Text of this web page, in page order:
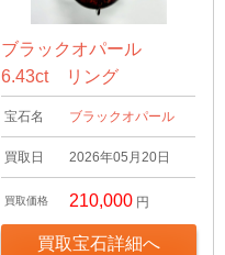
ブラックオパール
6.43ct リング
宝石名 ブラックオパール
買取日 2026年05月20日
買取価格 210,000 円
買取宝石詳細へ